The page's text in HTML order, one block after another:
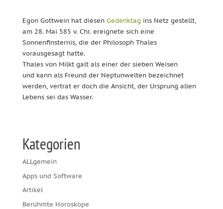
Egon Gottwein hat diesen Gedenktag ins Netz gestellt,
am 28. Mai 585 v. Chr. ereignete sich eine
Sonnenfinsternis, die der Philosoph Thales
vorausgesagt hatte.
Thales von Milkt galt als einer der sieben Weisen
und kann als Freund der Neptunwelten bezeichnet
werden, vertrat er doch die Ansicht, der Ursprung allen
Lebens sei das Wasser.
Kategorien
ALLgemein
Apps und Software
Artikel
Berühmte Horoskope